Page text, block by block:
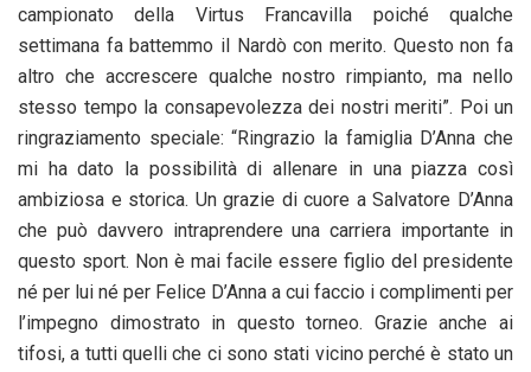
campionato della Virtus Francavilla poiché qualche
settimana fa battemmo il Nardò con merito. Questo non fa
altro che accrescere qualche nostro rimpianto, ma nello
stesso tempo la consapevolezza dei nostri meriti”. Poi un
ringraziamento speciale: “Ringrazio la famiglia D’Anna che
mi ha dato la possibilità di allenare in una piazza così
ambiziosa e storica. Un grazie di cuore a Salvatore D’Anna
che può davvero intraprendere una carriera importante in
questo sport. Non è mai facile essere figlio del presidente
né per lui né per Felice D’Anna a cui faccio i complimenti per
l’impegno dimostrato in questo torneo. Grazie anche ai
tifosi, a tutti quelli che ci sono stati vicino perché è stato un